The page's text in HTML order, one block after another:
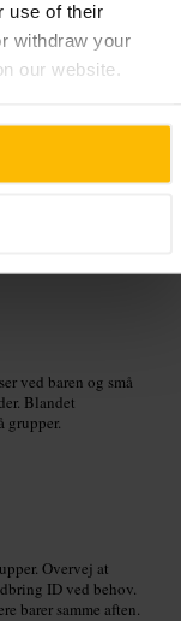
use of their
withdraw your
our website.
ved baren og små
Blandet
grupper.
Overvej at
ID ved behov.
barer samme aften.